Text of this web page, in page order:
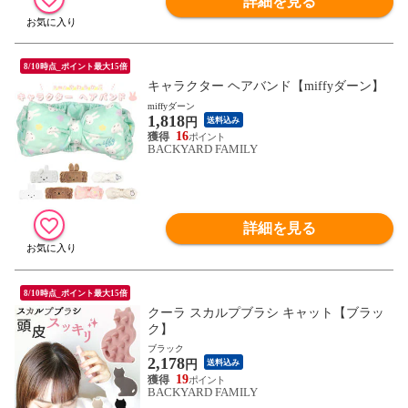
8/10時点_ポイント最大15倍
キャラクター ヘアバンド【miffyダーン】
miffyダーン
1,818円 送料込み
16
BACKYARD FAMILY
詳細を見る
8/10時点_ポイント最大15倍
クーラ スカルプブラシ キャット【ブラッ
ク】
ブラック
2,178円 送料込み
19
BACKYARD FAMILY